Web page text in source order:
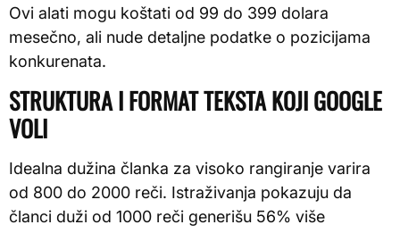
Ovi alati mogu koštati od 99 do 399 dolara
mesečno, ali nude detaljne podatke o pozicijama
konkurenata.
STRUKTURA I FORMAT TEKSTA KOJI GOOGLE
VOLI
Idealna dužina članka za visoko rangiranje varira
od 800 do 2000 reči. Istraživanja pokazuju da
članci duži od 1000 reči generišu 56% više